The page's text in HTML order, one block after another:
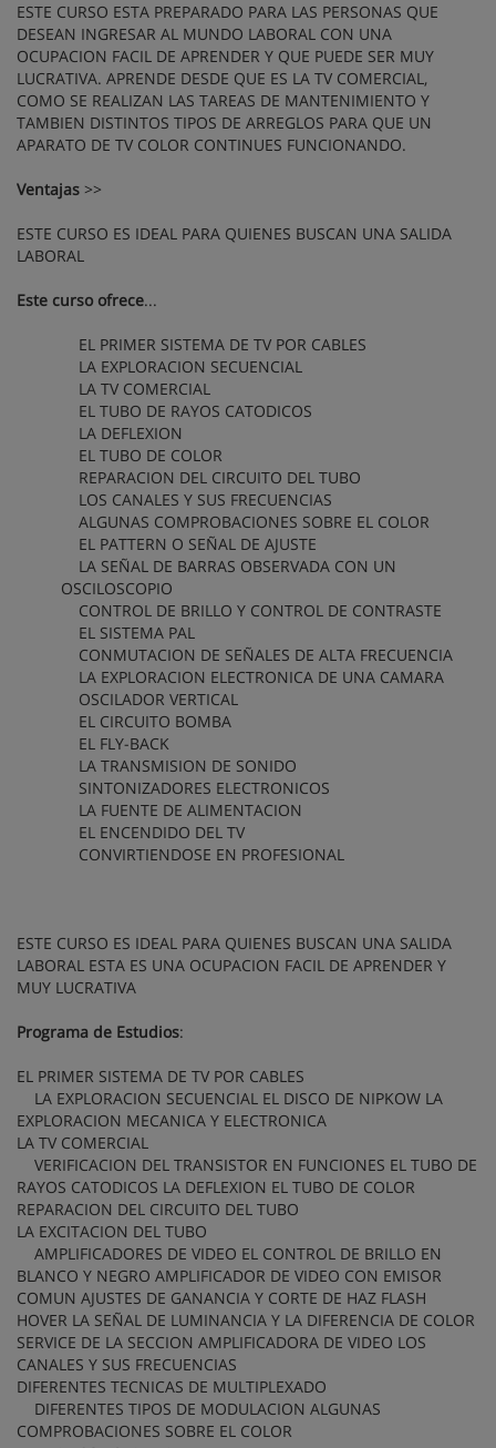
ESTE CURSO ESTA PREPARADO PARA LAS PERSONAS QUE
DESEAN INGRESAR AL MUNDO LABORAL CON UNA
OCUPACION FACIL DE APRENDER Y QUE PUEDE SER MUY
LUCRATIVA. APRENDE DESDE QUE ES LA TV COMERCIAL,
COMO SE REALIZAN LAS TAREAS DE MANTENIMIENTO Y
TAMBIEN DISTINTOS TIPOS DE ARREGLOS PARA QUE UN
APARATO DE TV COLOR CONTINUES FUNCIONANDO.
Ventajas >>
ESTE CURSO ES IDEAL PARA QUIENES BUSCAN UNA SALIDA
LABORAL
Este curso ofrece...
EL PRIMER SISTEMA DE TV POR CABLES
LA EXPLORACION SECUENCIAL
LA TV COMERCIAL
EL TUBO DE RAYOS CATODICOS
LA DEFLEXION
EL TUBO DE COLOR
REPARACION DEL CIRCUITO DEL TUBO
LOS CANALES Y SUS FRECUENCIAS
ALGUNAS COMPROBACIONES SOBRE EL COLOR
EL PATTERN O SEÑAL DE AJUSTE
LA SEÑAL DE BARRAS OBSERVADA CON UN
OSCILOSCOPIO
CONTROL DE BRILLO Y CONTROL DE CONTRASTE
EL SISTEMA PAL
CONMUTACION DE SEÑALES DE ALTA FRECUENCIA
LA EXPLORACION ELECTRONICA DE UNA CAMARA
OSCILADOR VERTICAL
EL CIRCUITO BOMBA
EL FLY-BACK
LA TRANSMISION DE SONIDO
SINTONIZADORES ELECTRONICOS
LA FUENTE DE ALIMENTACION
EL ENCENDIDO DEL TV
CONVIRTIENDOSE EN PROFESIONAL
ESTE CURSO ES IDEAL PARA QUIENES BUSCAN UNA SALIDA
LABORAL ESTA ES UNA OCUPACION FACIL DE APRENDER Y
MUY LUCRATIVA
Programa de Estudios:
EL PRIMER SISTEMA DE TV POR CABLES
LA EXPLORACION SECUENCIAL EL DISCO DE NIPKOW LA
EXPLORACION MECANICA Y ELECTRONICA
LA TV COMERCIAL
VERIFICACION DEL TRANSISTOR EN FUNCIONES EL TUBO DE
RAYOS CATODICOS LA DEFLEXION EL TUBO DE COLOR
REPARACION DEL CIRCUITO DEL TUBO
LA EXCITACION DEL TUBO
AMPLIFICADORES DE VIDEO EL CONTROL DE BRILLO EN
BLANCO Y NEGRO AMPLIFICADOR DE VIDEO CON EMISOR
COMUN AJUSTES DE GANANCIA Y CORTE DE HAZ FLASH
HOVER LA SEÑAL DE LUMINANCIA Y LA DIFERENCIA DE COLOR
SERVICE DE LA SECCION AMPLIFICADORA DE VIDEO LOS
CANALES Y SUS FRECUENCIAS
DIFERENTES TECNICAS DE MULTIPLEXADO
DIFERENTES TIPOS DE MODULACION ALGUNAS
COMPROBACIONES SOBRE EL COLOR